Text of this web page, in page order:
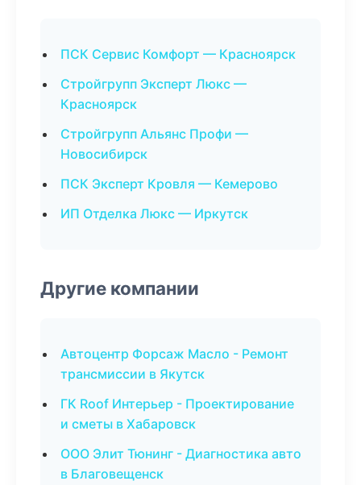
ПСК Сервис Комфорт — Красноярск
Стройгрупп Эксперт Люкс —
Красноярск
Стройгрупп Альянс Профи —
Новосибирск
ПСК Эксперт Кровля — Кемерово
ИП Отделка Люкс — Иркутск
Другие компании
Автоцентр Форсаж Масло - Ремонт
трансмиссии в Якутск
ГК Roof Интерьер - Проектирование
и сметы в Хабаровск
ООО Элит Тюнинг - Диагностика авто
в Благовещенск